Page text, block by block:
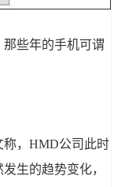
些年的手机可谓
称，HMD公司此时
生的趋势变化，